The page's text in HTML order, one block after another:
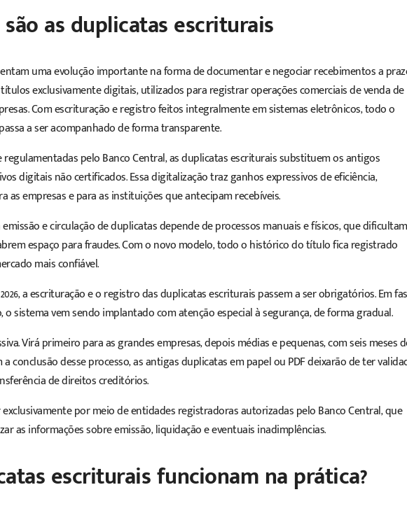
as duplicatas escriturais
uma evolução importante na forma de documentar e negociar recebimentos a
exclusivamente digitais, utilizados para registrar operações comerciais de venda de
Com escrituração e registro feitos integralmente em sistemas eletrônicos, todo o
a ser acompanhado de forma transparente.
peloBanco Central, as duplicatas escriturais substituem os antigos
digitais não certificados. Essa digitalização traz ganhos expressivos de eficiência,
as empresas e para as instituições que antecipam recebíveis.
e circulação de duplicatas depende de processos manuais e físicos, que
espaço para fraudes. Com o novo modelo, todo o histórico do título fica registrado
mais confiável.
a escrituração e o registro das duplicatas escriturais passem a ser obrigatórios. Em
sistema vem sendo implantado com atenção especial à segurança, de forma gradual.
Virá primeiro para as grandes empresas, depois médias e pequenas, com seis meses
conclusão desse processo, as antigas duplicatas em papel ou PDF deixarão de ter
de direitos creditórios.
por meio de entidades registradoras autorizadas pelo Banco Central, que
as informações sobre emissão, liquidação e eventuais inadimplências.
escriturais funcionam na prática?